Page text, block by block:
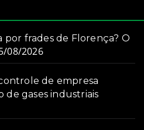
por frades de Florença? O
08/2026
de empresa
de gases industriais